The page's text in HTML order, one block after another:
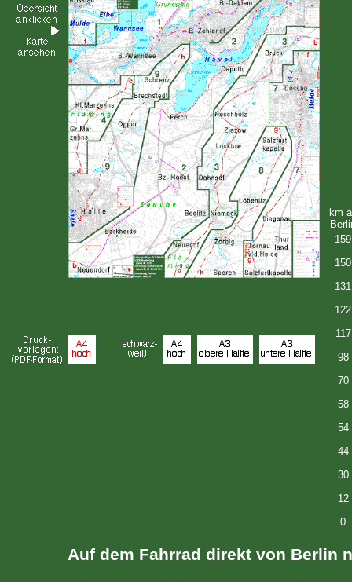
km
159
150
131
122
117
98
70
58
54
44
30
12
0
Auf dem Fahrrad direkt von Berlin